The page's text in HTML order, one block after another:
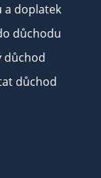
a doplatek
důchodu
důchod
důchod